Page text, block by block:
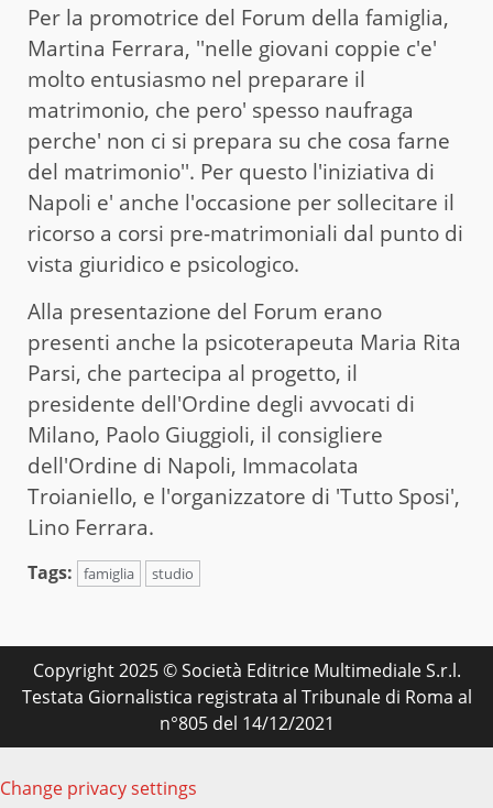
Per la promotrice del Forum della famiglia,
Martina Ferrara, ''nelle giovani coppie c'e'
molto entusiasmo nel preparare il
matrimonio, che pero' spesso naufraga
perche' non ci si prepara su che cosa farne
del matrimonio''. Per questo l'iniziativa di
Napoli e' anche l'occasione per sollecitare il
ricorso a corsi pre-matrimoniali dal punto di
vista giuridico e psicologico.
Alla presentazione del Forum erano
presenti anche la psicoterapeuta Maria Rita
Parsi, che partecipa al progetto, il
presidente dell'Ordine degli avvocati di
Milano, Paolo Giuggioli, il consigliere
dell'Ordine di Napoli, Immacolata
Troianiello, e l'organizzatore di 'Tutto Sposi',
Lino Ferrara.
Tags: famiglia studio
Copyright 2025 © Società Editrice Multimediale S.r.l.
Testata Giornalistica registrata al Tribunale di Roma al
n°805 del 14/12/2021
Change privacy settings